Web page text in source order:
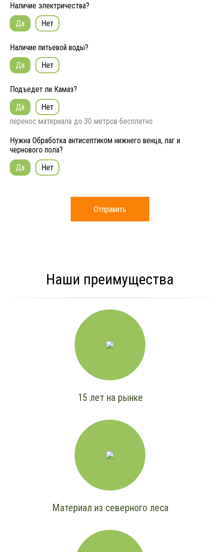
Наличие электричества?
Да
Нет
Наличие питьевой воды?
Да
Нет
Подъедет ли Камаз?
Да
Нет
перенос материала до 30 метров бесплатно
Нужна Обработка антисептиком нижнего венца, лаг и
чернового пола?
Да
Нет
Отправить
Наши преимущества
15 лет на рынке
Материал из северного леса